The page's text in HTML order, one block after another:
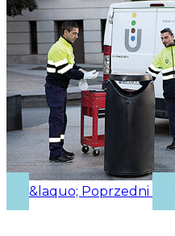
&laquo; Poprzedni